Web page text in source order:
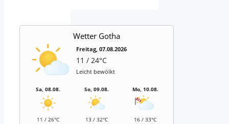
Wetter Gotha
Freitag, 07.08.2026
11 / 24°C
Leicht bewölkt
Sa, 08.08.
11 / 26°C
So, 09.08.
13 / 32°C
Mo, 10.08.
16 / 33°C